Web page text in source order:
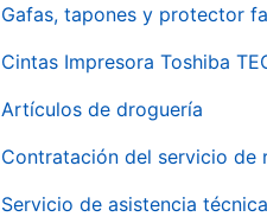
Gafas, tapones y protector
Cintas Impresora Toshiba
Artículos de droguería
Contratación del servicio de
Servicio de asistencia